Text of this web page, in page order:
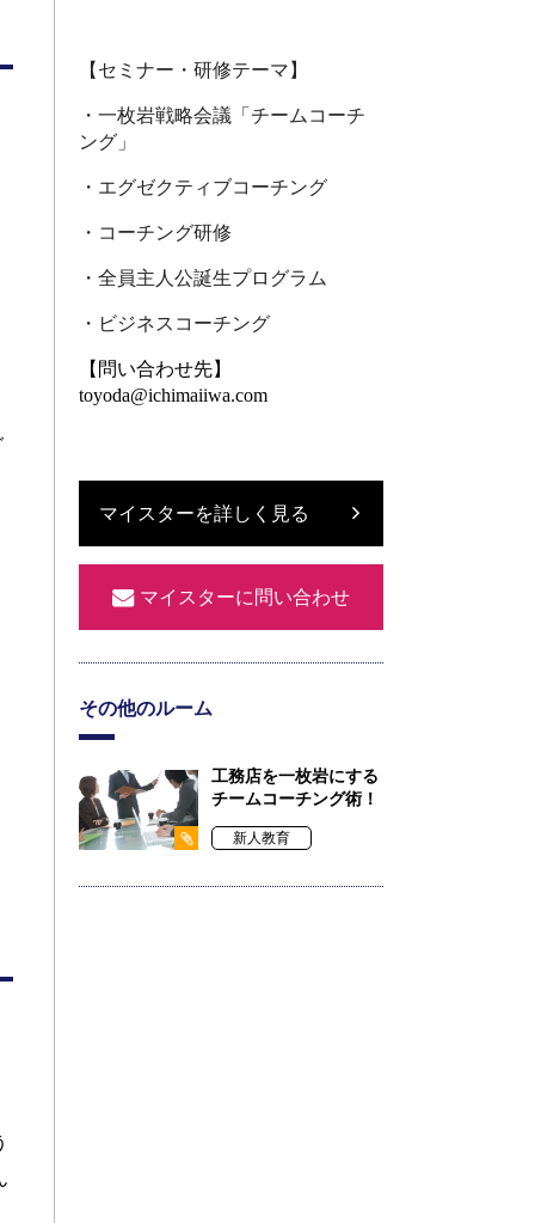
【セミナー・研修テーマ】
・一枚岩戦略会議「チームコーチ
ング」
・エグゼクティブコーチング
・コーチング研修
・全員主人公誕生プログラム
・ビジネスコーチング
【問い合わせ先】
toyoda@ichimaiiwa.com
マイスターを詳しく見る
マイスターに問い合わせ
その他のルーム
工務店を一枚岩にする
チームコーチング術！
新人教育